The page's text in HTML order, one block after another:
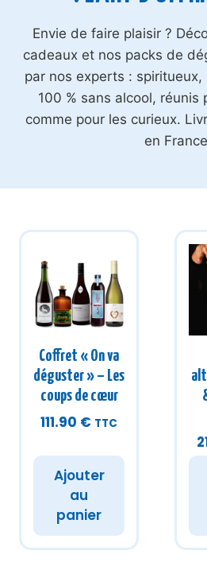
Envie de faire plaisir ?
cadeaux et nos packs de
par nos experts :
100 % sans alcool, réunis
comme pour les curieux.
en
Coffret « On va
déguster » – Les
coups de cœur
111.90 € TTC
Ajouter
au
panier